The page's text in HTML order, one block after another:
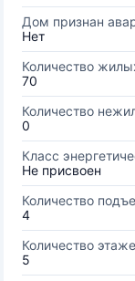
Дом признан
Нет
Количество
70
Количество
0
Класс
Не присвоен
Количество
4
Количество
5